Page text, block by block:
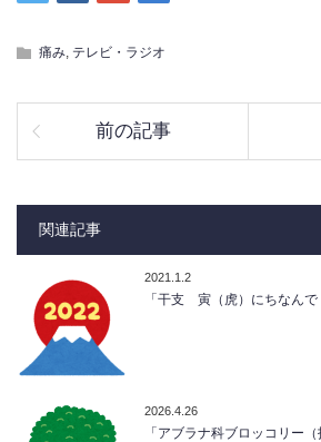
痛み, テレビ・ラジオ
前の記事
関連記事
2021.1.2
「干支 寅（虎）にちな
2026.4.26
「アブラナ科ブロッコリー